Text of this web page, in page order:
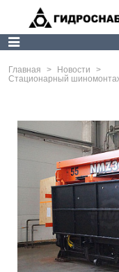
Главная > Новости
>
Стационарный